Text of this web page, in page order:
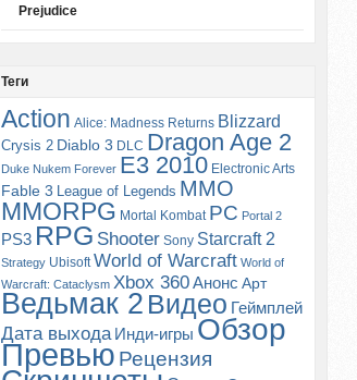
Prejudice
Теги
Action Alice: Madness Returns Blizzard
Crysis 2 Diablo 3 DLC Dragon Age 2
Duke Nukem Forever E3 2010 Electronic Arts
Fable 3 League of Legends MMO
MMORPG Mortal Kombat PC Portal 2
PS3 RPG Shooter Sony Starcraft 2
Strategy Ubisoft World of Warcraft World of
Warcraft: Cataclysm Xbox 360Анонс Арт
Ведьмак 2 Видео Геймплей
Дата выхода Инди-игры Обзор
Превью Рецензия